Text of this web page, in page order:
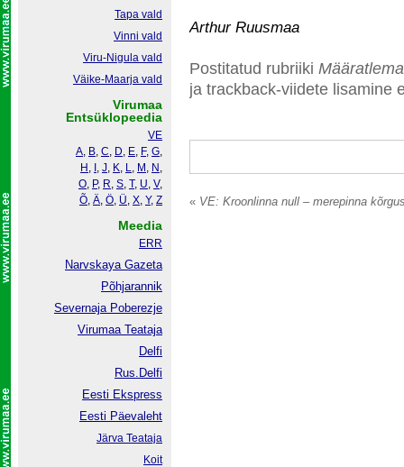
Arthur Ruusmaa
Postitatud rubriiki
ja trackback-viidete lisamine
« VE: Kroonlinna null – merepinna
Tapa vald
Vinni vald
Viru-Nigula vald
Väike-Maarja vald
Virumaa
Entsüklopeedia
VE
A, B, C, D, E, F, G,
H , , J, K, L, M , N ,
O, P, R, S, T, U, V,
Õ, Ä, Ö, Ü, X, Y, Z
Meedia
ERR
Narvskaya Gazeta
Põhjarannik
Severnaja Poberezje
Virumaa Teataja
Delfi
Rus.Delfi
Eesti Ekspress
Eesti Päevaleht
Järva Teataja
Koit